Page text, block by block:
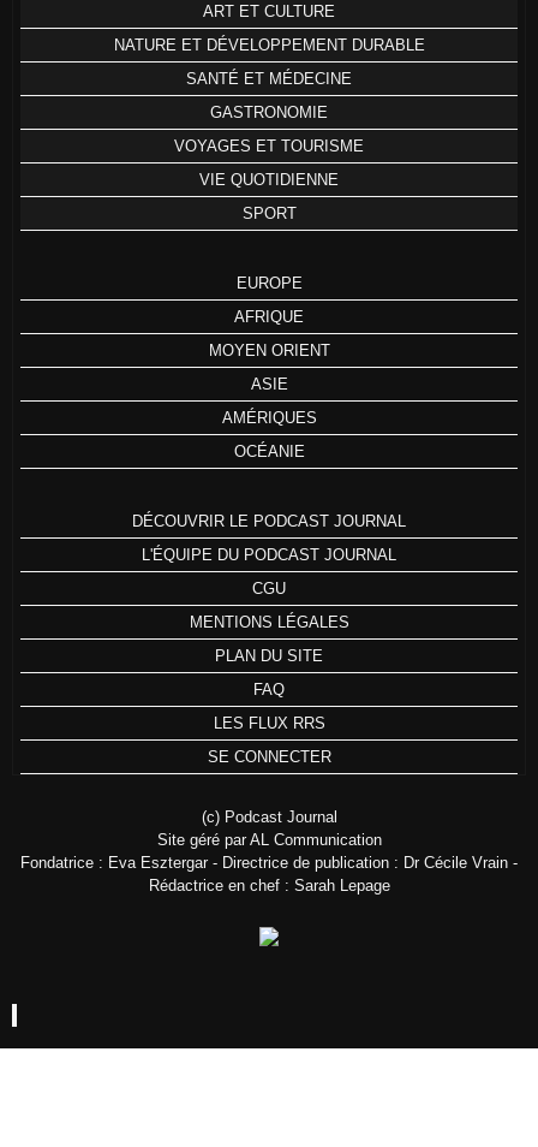
ART ET CULTURE
NATURE ET DÉVELOPPEMENT DURABLE
SANTÉ ET MÉDECINE
GASTRONOMIE
VOYAGES ET TOURISME
VIE QUOTIDIENNE
SPORT
EUROPE
AFRIQUE
MOYEN ORIENT
ASIE
AMÉRIQUES
OCÉANIE
DÉCOUVRIR LE PODCAST JOURNAL
L'ÉQUIPE DU PODCAST JOURNAL
CGU
MENTIONS LÉGALES
PLAN DU SITE
FAQ
LES FLUX RRS
SE CONNECTER
(c) Podcast Journal
Site géré par AL Communication
Fondatrice : Eva Esztergar - Directrice de publication : Dr Cécile Vrain -
Rédactrice en chef : Sarah Lepage